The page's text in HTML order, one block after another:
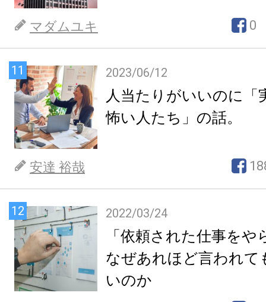
マダムユキ 0
11 2023/06/12
人当たりがいいのに「
怖い人たち」の話。
安達 裕哉
12 2022/03/24
「依頼された仕事を
なぜあれほど言われて
いのか